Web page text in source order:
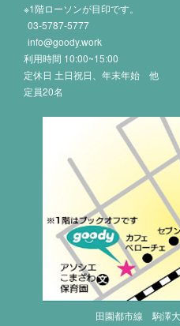
※1階ローソンが目印です。
03-5787-5777
info@goody.work
利用時間 10:00~15:00
定休日 土日祝日、年末年始 他
定員20名
田園都市線 駒澤